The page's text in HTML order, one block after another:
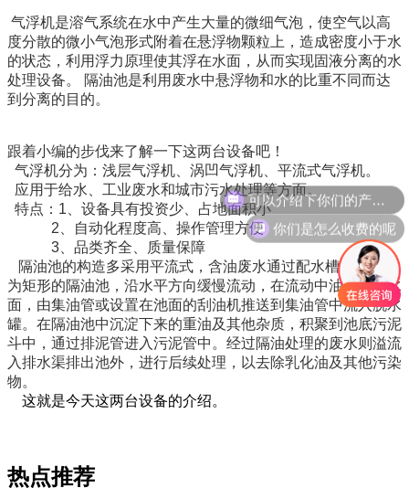
气浮机是溶气系统在水中产生大量的微细气泡，使空气以高
度分散的微小气泡形式附着在悬浮物颗粒上，造成密度小于水
的状态，利用浮力原理使其浮在水面，从而实现固液分离的水
处理设备。
隔油池是利用废水中悬浮物和水的比重不同而达
到分离的目的。
跟着小编的步伐来了解一下这两台设备吧！
气浮机分为：浅层气浮机、涡凹气浮机、平流式气浮机。
应用于给水、工业废水和城市污水处理等方面。
特点：1、设备具有投资少、占地面积小
2、自动化程度高、操作管理方便
3、品类齐全、质量保障
隔油池的构造多采用平流式，含油废水通过配水槽进入平面
为矩形的隔油池，沿水平方向缓慢流动，在流动中油品上浮水
面，由集油管或设置在池面的刮油机推送到集油管中流入脱水
罐。在隔油池中沉淀下来的重油及其他杂质，积聚到池底污泥
斗中，通过排泥管进入污泥管中。经过隔油处理的废水则溢流
入排水渠排出池外，进行后续处理，以去除乳化油及其他污染
物。
这就是今天这两台设备的介绍。
热点推荐
你们是怎么收费的呢